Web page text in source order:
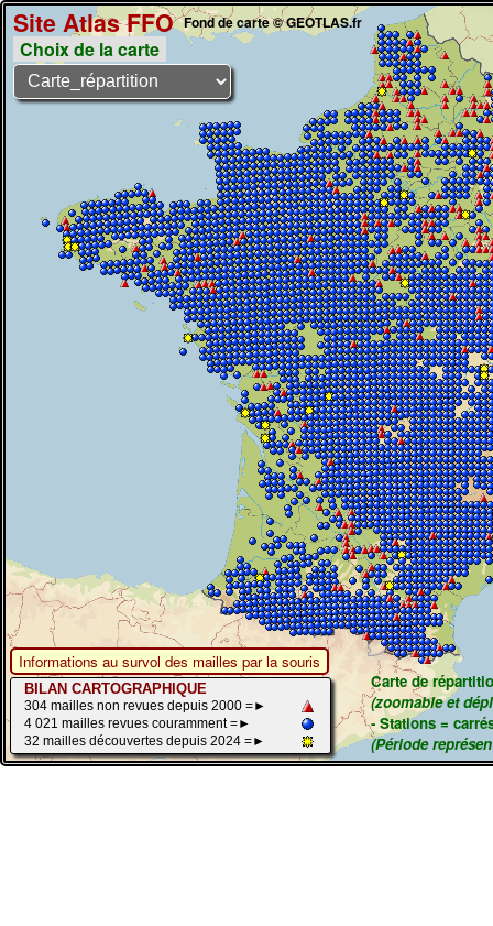
Site Atlas FFO
Choix de la carte
Carte de
(zoomable et
- Stations =
(Période
Informations au survol des mailles par la souris
Fond de carte © GEOTLAS.fr
BILAN CARTOGRAPHIQUE
304 mailles non revues depuis 2000 =►
4 021 mailles revues couramment =►
32 mailles découvertes depuis 2024 =►